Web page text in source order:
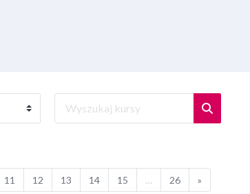
10
11 Strona 11
12Strona 12
13Strona 13
14Strona 14
15Strona 15
… 26Strona 26
»Następna